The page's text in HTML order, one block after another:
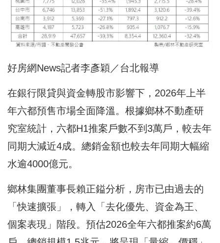
好房網News記者李彥穎／台北報導
在銀行限貸與資金轉股市影響下，2026年上半
年六都預售市場全面降溫。根據鄉林不動產研
究室統計，六都H1推案戶數不到3萬戶，較去年
同期大減近4成。總銷金額也較去年同期大幅縮
水逾4000億元。
鄉林集團董事長賴正鎰分析，房市已由過去的
「快速擴張」，轉入「去化優先、資金為王、
個案表現」階段。預估2026全年六都推案約6萬